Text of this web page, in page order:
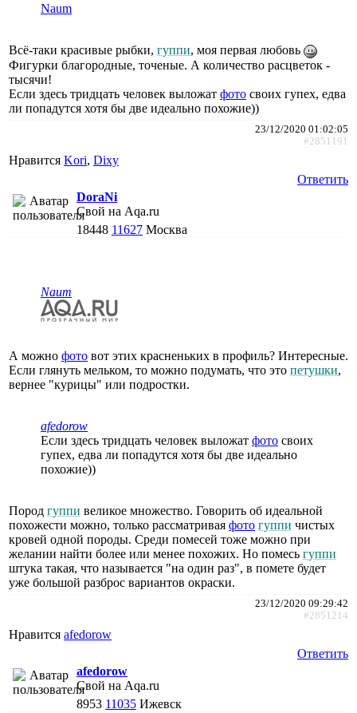
Naum
Всё-таки красивые рыбки, гуппи, моя первая любовь
Фигурки благородные, точеные. А количество расцветок -
тысячи!
Если здесь тридцать человек выложат фото своих гупех, едва
ли попадутся хотя бы две идеально похожие))
23/12/2020 01:02:05
#2851191
Нравится Kori, Dixy
Ответить
DoraNi
Свой на Aqa.ru
18448 11627 Москва
Naum
А можно фото вот этих красненьких в профиль? Интересные.
Если глянуть мельком, то можно подумать, что это петушки,
вернее "курицы" или подростки.
afedorow
Если здесь тридцать человек выложат фото своих
гупех, едва ли попадутся хотя бы две идеально
похожие))
Пород гуппи великое множество. Говорить об идеальной
похожести можно, только рассматривая фото гуппи чистых
кровей одной породы. Среди помесей тоже можно при
желании найти более или менее похожих. Но помесь гуппи
штука такая, что называется "на один раз", в помете будет
уже большой разброс вариантов окраски.
23/12/2020 09:29:42
#2851214
Нравится afedorow
Ответить
afedorow
Свой на Aqa.ru
8953 11035 Ижевск